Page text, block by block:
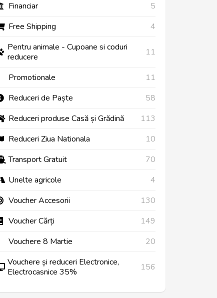
Financiar
5
Free Shipping
4
Pentru animale - Cupoane si coduri
reducere
11
Promotionale
11
Reduceri de Paște
58
Reduceri produse Casă și Grădină
113
Reduceri Ziua Nationala
10
Transport Gratuit
70
Unelte agricole
4
Voucher Accesorii
130
Voucher Cărți
149
Vouchere 8 Martie
20
Vouchere și reduceri Electronice,
Electrocasnice 35%
156